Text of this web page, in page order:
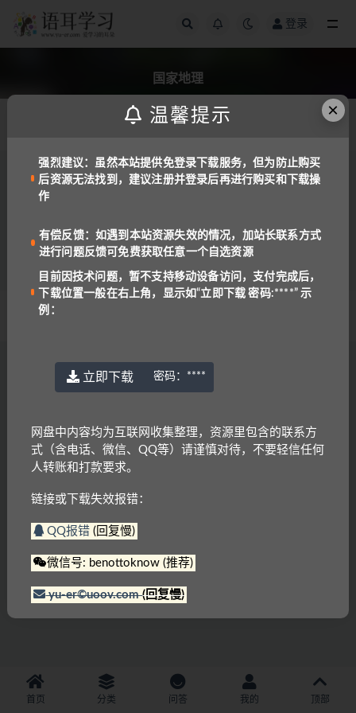
登录
国家地理
备考工具 备课资料
学生+教师版含答案/音视频/白板）
2.8K
首页 分类 问答 我的 顶部
×
温馨提示
强烈建议：虽然本站提供免登录下载服务，但为防止购买
后资源无法找到，建议注册并登录后再进行购买和下载操
作
有偿反馈：如遇到本站资源失效的情况，加站长联系方式
进行问题反馈可免费获取任意一个自选资源
目前因技术问题，暂不支持移动设备访问，支付完成后，
下载位置一般在右上角，显示如“立即下载 密码:****” 示
例：
立即下载 密码： ****
网盘中内容均为互联网收集整理，资源里包含的联系方
式（含电话、微信、QQ等）请谨慎对待，不要轻信任何
人转账和打款要求。
链接或下载失效报错：
QQ报错(回复慢)
微信号: benottoknow (推荐)
yu-er©uoov.com(回复慢)